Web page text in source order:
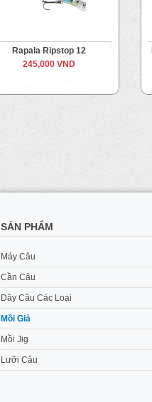
Rapala Ripstop 12
245,000 VND
SẢN PHẨM
Máy Câu
Cần Câu
Dây Câu Các Loại
Mồi Giả
Mồi Jig
Lưỡi Câu